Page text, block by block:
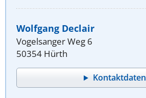
Wolfgang Declair
Vogelsanger Weg 6
50354 Hürth
Kontaktdaten